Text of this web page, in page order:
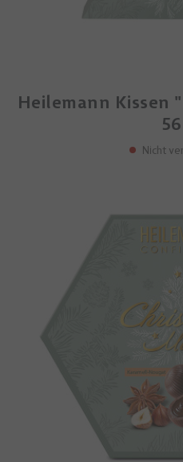
Heilemann Kissen
Nicht